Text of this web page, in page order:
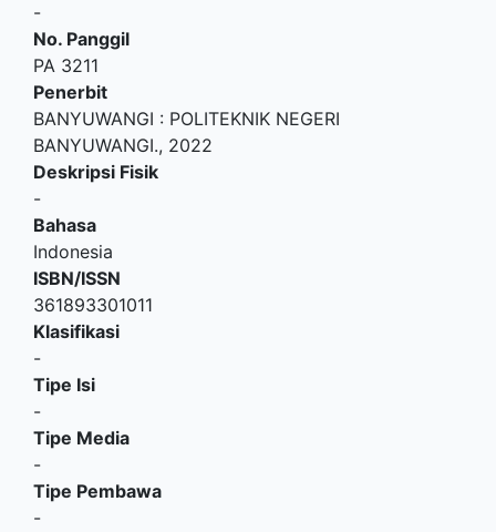
-
No. Panggil
PA 3211
Penerbit
BANYUWANGI : POLITEKNIK NEGERI
BANYUWANGI., 2022
Deskripsi Fisik
-
Bahasa
Indonesia
ISBN/ISSN
361893301011
Klasifikasi
-
Tipe Isi
-
Tipe Media
-
Tipe Pembawa
-